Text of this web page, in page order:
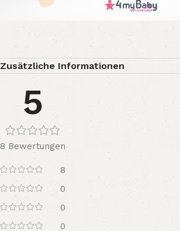
Zusätzliche Informationen
5
8 Bewertungen
8
0
0
0